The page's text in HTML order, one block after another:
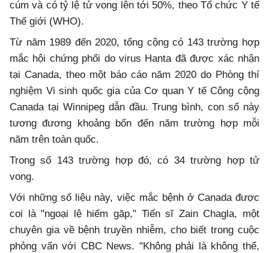
cúm và có tỷ lệ tử vong lên tới 50%, theo Tổ chức Y tế
Thế giới (WHO).
Từ năm 1989 đến 2020, tổng cộng có 143 trường hợp
mắc hội chứng phổi do virus Hanta đã được xác nhận
tại Canada, theo một báo cáo năm 2020 do Phòng thí
nghiệm Vi sinh quốc gia của Cơ quan Y tế Công cộng
Canada tại Winnipeg dẫn đầu. Trung bình, con số này
tương đương khoảng bốn đến năm trường hợp mỗi
năm trên toàn quốc.
Trong số 143 trường hợp đó, có 34 trường hợp tử
vong.
Với những số liệu này, việc mắc bệnh ở Canada được
coi là "ngoại lệ hiếm gặp," Tiến sĩ Zain Chagla, một
chuyên gia về bệnh truyền nhiễm, cho biết trong cuộc
phỏng vấn với CBC News. "Không phải là không thể,